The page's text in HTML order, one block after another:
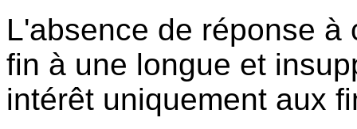
L'absence de réponse
fin à une longue et
intérêt uniquement aux